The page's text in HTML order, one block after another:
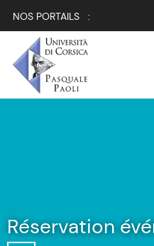
NOS PORTAILS :
Réservation